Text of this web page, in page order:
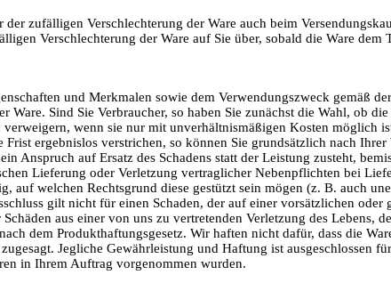
zufälligen Verschlechterung der Ware auch beim
Verschlechterung der Ware auf Sie über, sobald die Ware
und Merkmalen sowie dem Verwendungszweck gemäß
Ware. Sind Sie Verbraucher, so haben Sie zunächst die Wahl, ob
wenn sie nur mit unverhältnismäßigen Kosten möglich
ergebnislos verstrichen, so können Sie grundsätzlich nach
Anspruch auf Ersatz des Schadens statt der Leistung zusteht,
Lieferung oder Verletzung vertraglicher Nebenpflichten bei
auf welchen Rechtsgrund diese gestützt sein mögen (z. B. auch
gilt nicht für einen Schaden, der auf einer vorsätzlichen oder
aus einer von uns zu vertretenden Verletzung des Lebens,
dem Produkthaftungsgesetz. Wir haften nicht dafür, dass die
Jegliche Gewährleistung und Haftung ist ausgeschlossen
in Ihrem Auftrag vorgenommen wurden.